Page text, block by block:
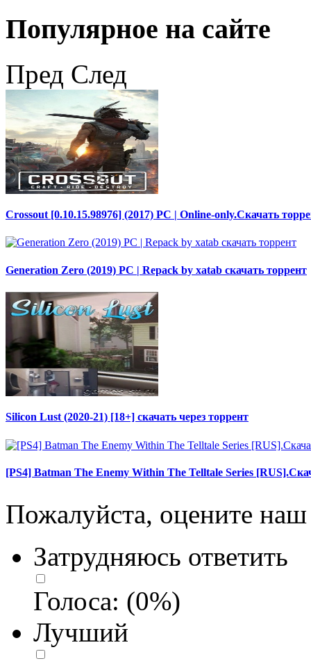
Популярное на сайте
Пред След
Crossout [0.10.15.98976] (2017) PC | Online-only.Скачать
Generation Zero (2019) PC | Repack by xatab скачать торрент
Silicon Lust (2020-21) [18+] скачать через торрент
[PS4] Batman The Enemy Within The Telltale Series
Пожалуйста, оцените наш
Затрудняюсь ответить
Голоса: (0%)
Лучший